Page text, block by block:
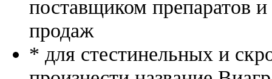
поставщиком препаратов
продаж
* для стестинельных и